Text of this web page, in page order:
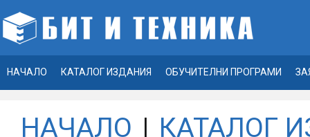
НАЧАЛО КАТАЛОГ ИЗДАНИЯ ОБУЧИТЕЛНИ ПРОГРАМИ
НАЧАЛО | КАТАЛОГ